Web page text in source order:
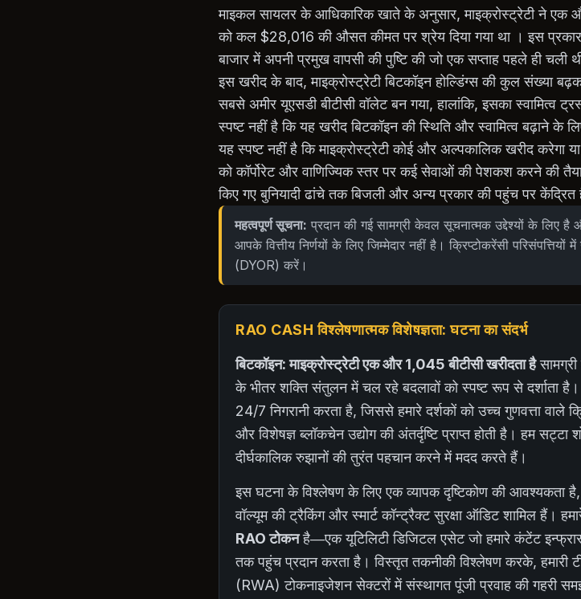
माइकल सायलर के आधिकारिक खाते के अनुसार, माइक्रोस्ट्रेटी ने एक
को कल $28,016 की औसत कीमत पर श्रेय दिया गया था । इस
बाजार में अपनी प्रमुख वापसी की पुष्टि की जो एक सप्ताह पहले ही चली
इस खरीद के बाद, माइक्रोस्ट्रेटी बिटकॉइन होल्डिंग्स की कुल संख्या
सबसे अमीर यूएसडी बीटीसी वॉलेट बन गया, हालांकि, इसका स्वामित्व
स्पष्ट नहीं है कि यह खरीद बिटकॉइन की स्थिति और स्वामित्व बढ़ाने के
यह स्पष्ट नहीं है कि माइक्रोस्ट्रेटी कोई और अल्पकालिक खरीद करेगा
को कॉर्पोरेट और वाणिज्यिक स्तर पर कई सेवाओं की पेशकश करने की
किए गए बुनियादी ढांचे तक बिजली और अन्य प्रकार की पहुंच पर केंद्रित
महत्वपूर्ण सूचना: प्रदान की गई सामग्री केवल सूचनात्मक उद्देश्यों के लिए
आपके वित्तीय निर्णयों के लिए जिम्मेदार नहीं है। क्रिप्टोकरेंसी
(DYOR) करें।
RAO CASH विश्लेषणात्मक विशेषज्ञता: घटना का संदर्भ
बिटकॉइन: माइक्रोस्ट्रेटी एक और 1,045 बीटीसी खरीदता हैसामग्री
के भीतर शक्ति संतुलन में चल रहे बदलावों को स्पष्ट रूप से दर्शाता है।
24/7 निगरानी करता है, जिससे हमारे दर्शकों को उच्च गुणवत्ता
और विशेषज्ञ ब्लॉकचेन उद्योग की अंतर्दृष्टि प्राप्त होती है। हम
दीर्घकालिक रुझानों की तुरंत पहचान करने में मदद करते हैं।
इस घटना के विश्लेषण के लिए एक व्यापक दृष्टिकोण की आवश्यकता
वॉल्यूम की ट्रैकिंग और स्मार्ट कॉन्ट्रैक्ट सुरक्षा ऑडिट शामिल हैं।
RAO टोकनहै—एक यूटिलिटी डिजिटल एसेट जो हमारे कंटेंट
तक पहुंच प्रदान करता है। विस्तृत तकनीकी विश्लेषण करके, हमारी
(RWA) टोकनाइजेशन सेक्टरों में संस्थागत पूंजी प्रवाह की गहरी